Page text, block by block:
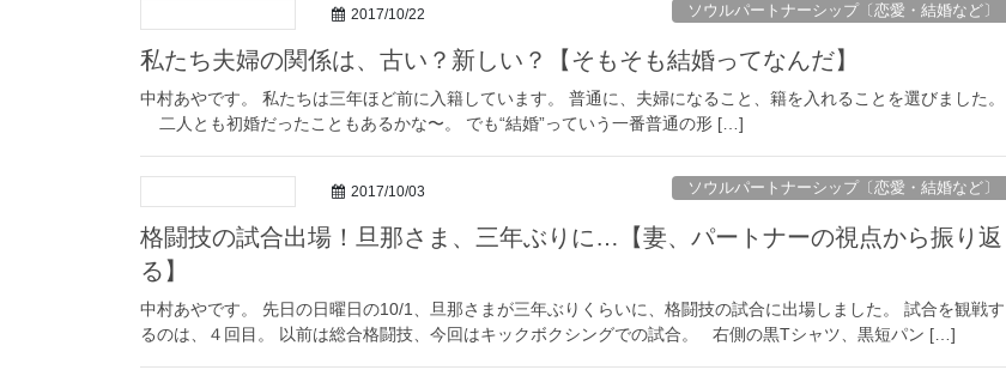
2017/10/22 ソウルパートナーシップ〔恋愛・結婚など〕
私たち夫婦の関係は、古い？新しい？【そもそも結婚ってなんだ】
中村あやです。 私たちは三年ほど前に入籍しています。 普通に、夫婦になること、籍を入れることを選びました。
二人とも初婚だったこともあるかな〜。 でも“結婚”っていう一番普通の形 […]
2017/10/03 ソウルパートナーシップ〔恋愛・結婚など〕
格闘技の試合出場！旦那さま、三年ぶりに…【妻、パートナーの視点から振り返
る】
中村あやです。 先日の日曜日の10/1、旦那さまが三年ぶりくらいに、格闘技の試合に出場しました。 試合を観戦す
るのは、４回目。 以前は総合格闘技、今回はキックボクシングでの試合。 右側の黒Tシャツ、黒短パン […]